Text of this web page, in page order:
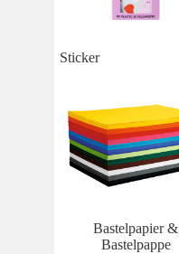
Sticker
Bastelpapier &
Bastelpappe